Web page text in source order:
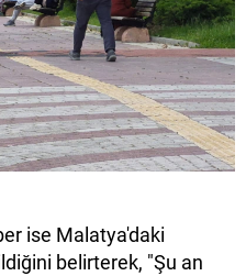
ise Malatya'daki
belirterek, "Şu an